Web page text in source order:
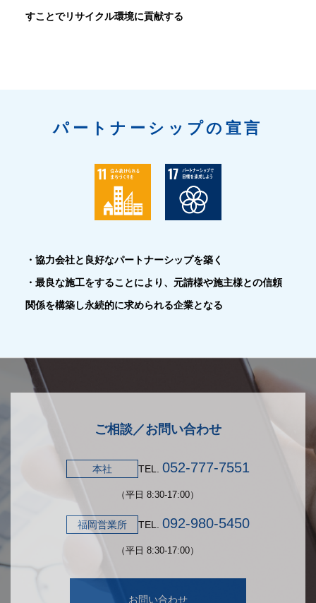
すことでリサイクル環境に貢献する
パートナーシップの宣言
・協力会社と良好なパートナーシップを築く
・最良な施工をすることにより、元請様や施主様との信頼
関係を構築し永続的に求められる企業となる
ご相談／お問い合わせ
本社 TEL. 052-777-7551
（平日 8:30-17:00）
福岡営業所 TEL. 092-980-5450
（平日 8:30-17:00）
お問い合わせ